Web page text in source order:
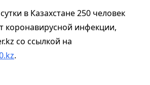
в Казахстане 250 человек
коронавирусной инфекции,
со ссылкой на
.